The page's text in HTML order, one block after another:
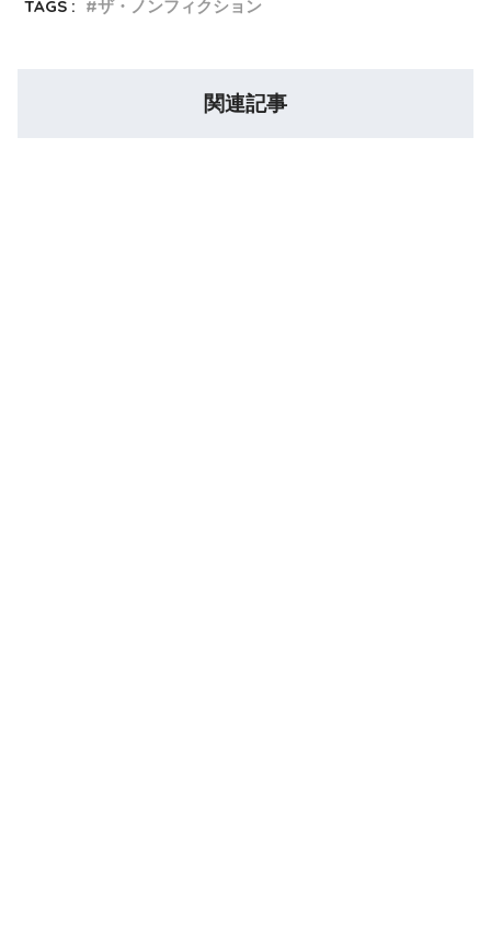
TAGS : ザ・ノンフィクション
関連記事